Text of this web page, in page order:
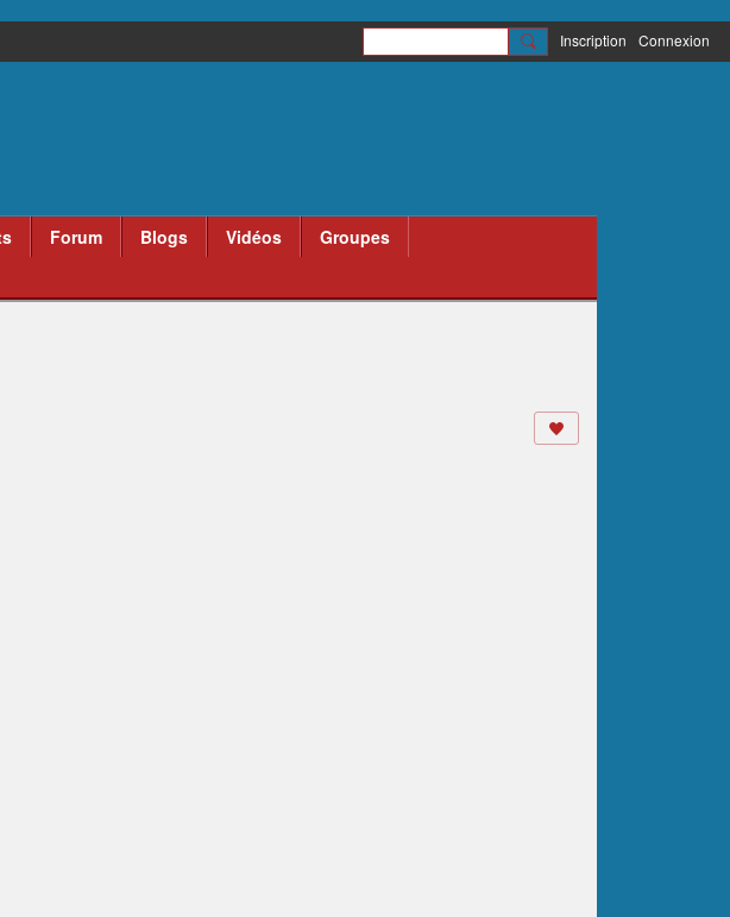
Inscription Connexion
Forum Blogs Vidéos
Groupes